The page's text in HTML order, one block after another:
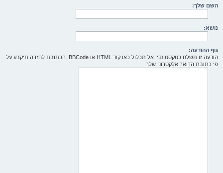
השם שלך:
נושא:
גוף ההודעה:
הודעה זו תשלח כטקסט נקי, אל תכלול כאו קוד HTML או BBCode. הכתובת לחזרה תיקבע על
פי כתובת הדואר אלקטרוני שלך.